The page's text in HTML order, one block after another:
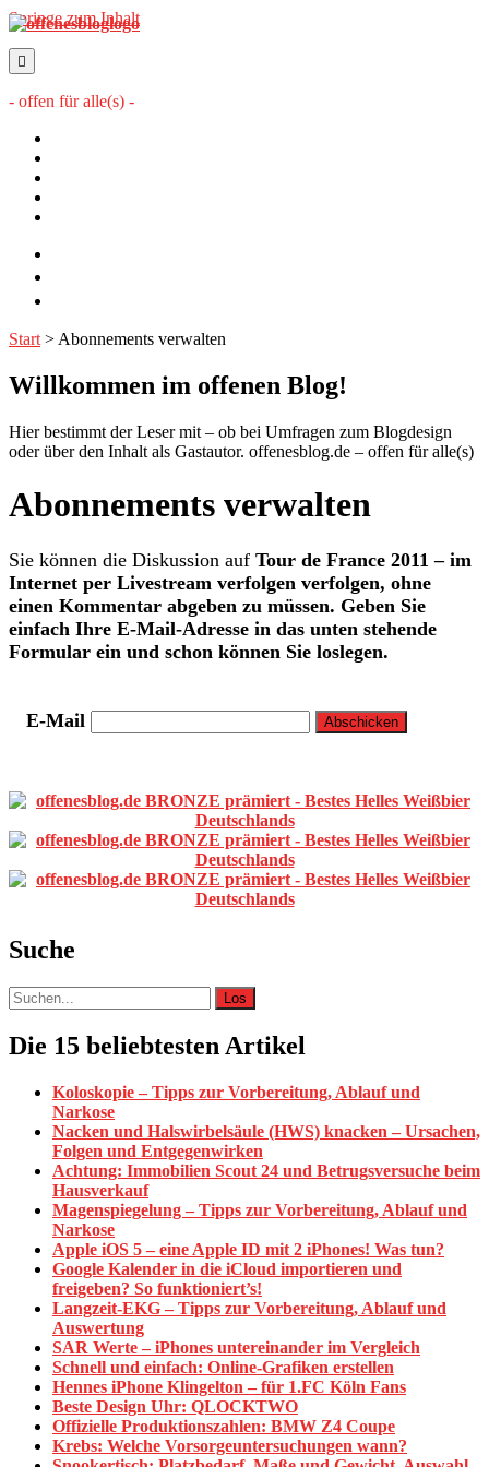
Springe zum Inhalt
offenesblog.de
- offen für alle(s) -
Start > Abonnements verwalten
Willkommen im offenen Blog!
Hier bestimmt der Leser mit – ob bei Umfragen zum Blogdesign
oder über den Inhalt als Gastautor. offenesblog.de – offen für alle(s)
Abonnements verwalten
Sie können die Diskussion auf Tour de France 2011 – im
Internet per Livestream verfolgen verfolgen, ohne
einen Kommentar abgeben zu müssen. Geben Sie
einfach Ihre E-Mail-Adresse in das unten stehende
Formular ein und schon können Sie loslegen.
E-Mail
Primäre
Sidebar
Suche
Suche
nach:
Die 15 beliebtesten Artikel
Koloskopie – Tipps zur Vorbereitung, Ablauf und
Narkose
Nacken und Halswirbelsäule (HWS) knacken – Ursachen,
Folgen und Entgegenwirken
Achtung: Immobilien Scout 24 und Betrugsversuche beim
Hausverkauf
Magenspiegelung – Tipps zur Vorbereitung, Ablauf und
Narkose
Apple iOS 5 – eine Apple ID mit 2 iPhones! Was tun?
Google Kalender in die iCloud importieren und
freigeben? So funktioniert’s!
Langzeit-EKG – Tipps zur Vorbereitung, Ablauf und
Auswertung
SAR Werte – iPhones untereinander im Vergleich
Schnell und einfach: Online-Grafiken erstellen
Hennes iPhone Klingelton – für 1.FC Köln Fans
Beste Design Uhr: QLOCKTWO
Offizielle Produktionszahlen: BMW Z4 Coupe
Krebs: Welche Vorsorgeuntersuchungen wann?